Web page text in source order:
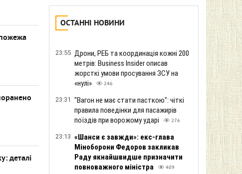
пожежа
деталі
ОСТАННІ НОВИНИ
23:55 Дрони, РЕБ та координація кожні 200
метрів: Business Insider описав
жорсткі умови просування ЗСУ на
«нулі»
246
23:31 "Вагон не має стати пасткою": чіткі
правила поведінки для пасажирів
поїздів при ворожому ударі
276
23:13 «Шанси є завжди»: екс-глава
Міноборони Федоров закликав
Раду якнайшвидше призначити
повноважного міністра
409